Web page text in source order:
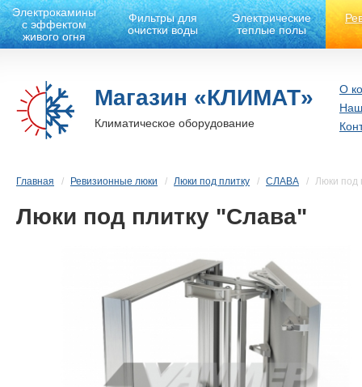
Электрокамины
с эффектом
живого огня
Фильтры для
очистки воды
Электрические
теплые полы
Магазин «КЛИМАТ»
Климатическое оборудование
О
Главная Ревизионные люки Люки под плитку СЛАВА Люки под
Люки под плитку "Слава"